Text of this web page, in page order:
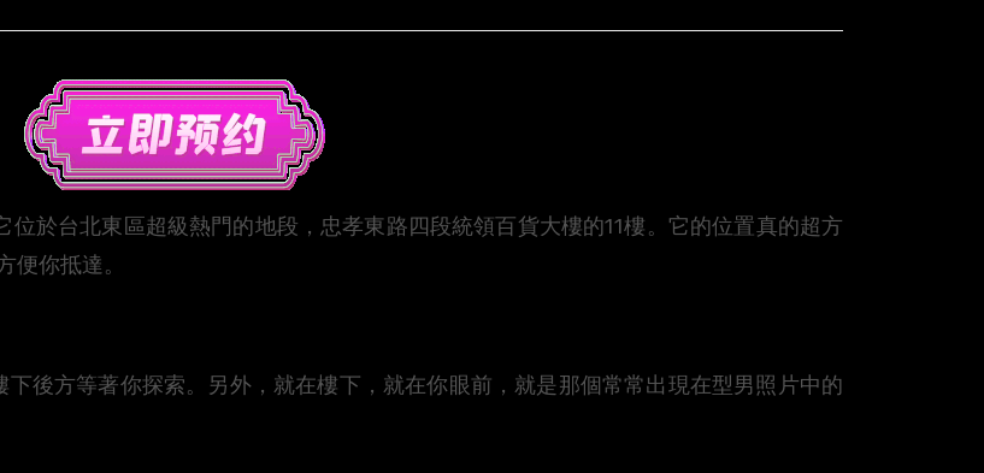
位於台北東區超級熱門的地段，忠孝東路四段統領百貨大樓的11樓。它的位置真的超方
你抵達。
後方等著你探索。另外，就在樓下，就在你眼前，就是那個常常出現在型男照片中的